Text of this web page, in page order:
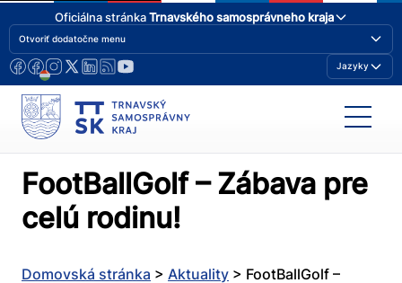
Oficiálna stránkaTrnavského samosprávneho kraja
Otvoriť dodatočne menu
Jazyky
FootBallGolf – Zábava pre
celú rodinu!
Domovská stránka > Aktuality > FootBallGolf –